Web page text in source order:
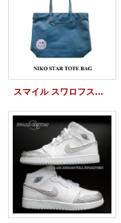
スマイル スワロフスキー バッグ レザー デコ スワロ